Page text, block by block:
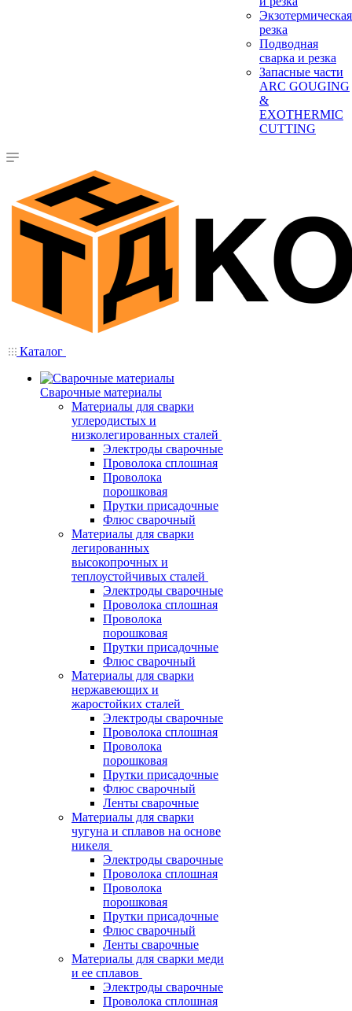
Экзотермическая
резка
Подводная
сварка и резка
Запасные части
ARC GOUGING
&
EXOTHERMIC
CUTTING
Каталог
Сварочные материалы
Материалы для сварки
углеродистых и
низколегированных сталей
Электроды сварочные
Проволока сплошная
Проволока
порошковая
Прутки присадочные
Флюс сварочный
Материалы для сварки
легированных
высокопрочных и
теплоустойчивых сталей
Электроды сварочные
Проволока сплошная
Проволока
порошковая
Прутки присадочные
Флюс сварочный
Материалы для сварки
нержавеющих и
жаростойких сталей
Электроды сварочные
Проволока сплошная
Проволока
порошковая
Прутки присадочные
Флюс сварочный
Ленты сварочные
Материалы для сварки
чугуна и сплавов на основе
никеля
Электроды сварочные
Проволока сплошная
Проволока
порошковая
Прутки присадочные
Флюс сварочный
Ленты сварочные
Материалы для сварки меди
и ее сплавов
Электроды сварочные
Проволока сплошная